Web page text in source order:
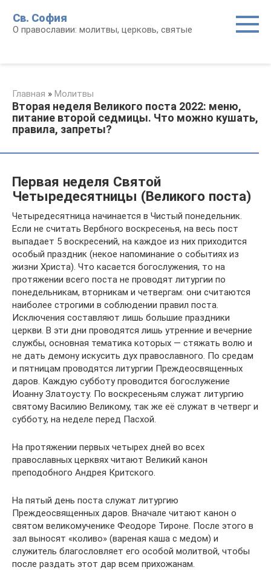
контенту
Св. София
О православии: молитвы, церковь, святые
Главная » Молитвы
Вторая неделя Великого поста 2022: меню,
питание второй седмицы. Что можно кушать,
правила, запреты?
Первая неделя Святой
Четыредесятницы (Великого поста)
Четыредесятница начинается в Чистый понедельник.
Если не считать Вербного воскресенья, на весь пост
выпадает 5 воскресений, на каждое из них приходится
особый праздник (некое напоминание о событиях из
жизни Христа). Что касается богослужения, то на
протяжении всего поста не проводят литургии по
понедельникам, вторникам и четвергам: они считаются
наиболее строгими в соблюдении правил поста.
Исключения составляют лишь большие праздники
церкви. В эти дни проводятся лишь утренние и вечерние
службы, основная тематика которых — стяжать волю и
не дать демону искусить дух православного. По средам
и пятницам проводятся литургии Преждеосвященных
даров. Каждую субботу проводится богослужение
Иоанну Златоусту. По воскресеньям служат литургию
святому Василию Великому, так же её служат в четверг и
субботу, на неделе перед Пасхой.
На протяжении первых четырех дней во всех
православных церквях читают Великий канон
преподобного Андрея Критского.
На пятый день поста служат литургию
Преждеосвященных даров. Вначале читают канон о
святом великомученике Феодоре Тироне. После этого в
зал выносят «коливо» (вареная каша с медом) и
служитель благословляет его особой молитвой, чтобы
после раздать этот дар всем прихожанам.